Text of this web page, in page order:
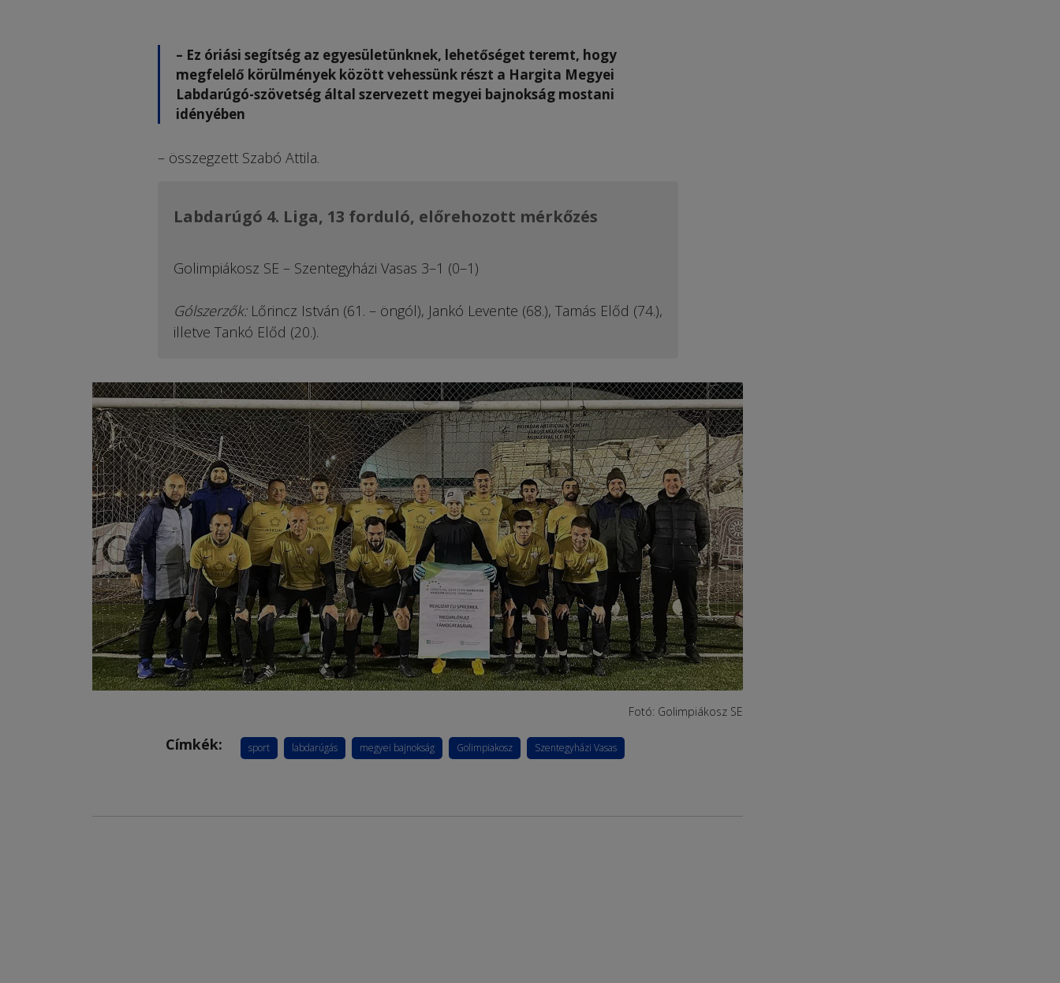
– Ez óriási segítség az egyesületünknek, lehetőséget teremt, hogy
megfelelő körülmények között vehessünk részt a Hargita Megyei
Labdarúgó-szövetség által szervezett megyei bajnokság mostani
idényében
– összegzett Szabó Attila.
Labdarúgó 4. Liga, 13 forduló, előrehozott mérkőzés
Golimpiákosz SE – Szentegyházi Vasas 3–1 (0–1)
Gólszerzők:Lőrincz István (61. – öngól), Jankó Levente (68.), Tamás Előd (74.),
illetve Tankó Előd (20.).
Fotó: Golimpiákosz SE
Címkék: sport labdarúgás megyei bajnokság Golimpiakosz Szentegyházi Vasas